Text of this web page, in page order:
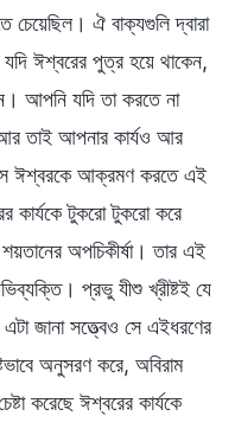
ঐ বাক্যগুলি দ্বারা
ঈশ্বরের পুত্র হয়ে থাকেন,
আপনি যদি তা করতে না
তাই আপনার কার্যও আর
ঈশ্বরকে আক্রমণ করতে এই
কার্যকে টুকরো টুকরো করে
অপচিকীর্ষা। তার এই
প্রভু যীশু খ্রীষ্টই যে
জানা সত্ত্বেও সে এইধরণের
অনুসরণ করে, অবিরাম
করেছে ঈশ্বরের কার্যকে